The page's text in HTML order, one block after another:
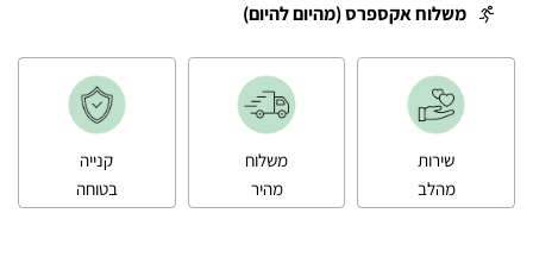
משלוח אקספרס (מהיום להיום)
שירות
מהלב
משלוח
מהיר
קנייה
בטוחה